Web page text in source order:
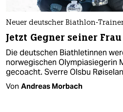
Neuer deutscher Biathlon-
Jetzt Gegner seiner Frau
Die deutschen Biathletinnen
norwegischen Olympiasiegerin
gecoacht. Sverre Olsbu
Von Andreas Morbach